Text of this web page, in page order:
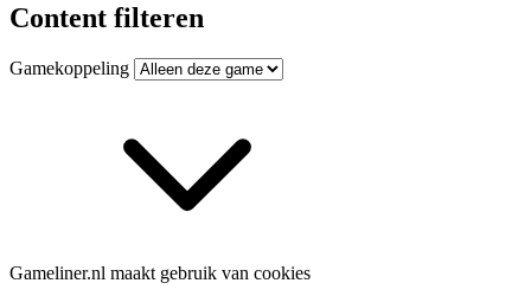
Content filteren
Gamekoppeling
Gameliner.nl maakt gebruik van cookies